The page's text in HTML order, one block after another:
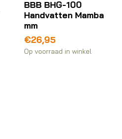
BBB BHG-100
Handvatten Mamba
mm
€26,95
Op voorraad in winkel